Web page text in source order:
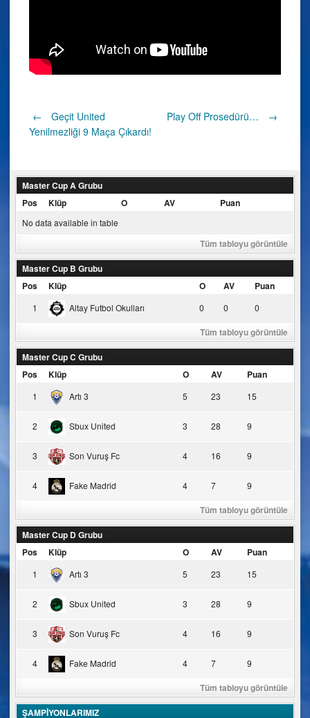
Post
←
Geçit United
Yenilmezliği 9 Maça Çıkardı!
Play Off Prosedürü… →
Master Cup A Grubu
Pos
Klüp O AV Puan
No data available in table
Tüm tabloyu görüntüle
Master Cup B Grubu
Pos
Klüp O AV Puan
1 Altay Futbol Okulları 0 0 0
Tüm tabloyu görüntüle
Master Cup C Grubu
Pos
Klüp O AV Puan
1 Artı 3 5 23 15
2 Sbux United 3 28 9
3 Son Vuruş Fc 4 16 9
4 Fake Madrid 4 7 9
Tüm tabloyu görüntüle
Master Cup D Grubu
Pos
Klüp O AV Puan
1 Artı 3 5 23 15
2 Sbux United 3 28 9
3 Son Vuruş Fc 4 16 9
4 Fake Madrid 4 7 9
Tüm tabloyu görüntüle
ŞAMPİYONLARIMIZ